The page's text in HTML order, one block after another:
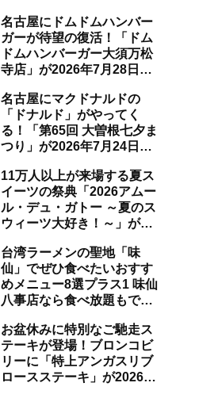
券のプレゼントも【名古屋
発】
名古屋にドムドムハンバー
ガーが待望の復活！「ドム
ドムハンバーガー大須万松
寺店」が2026年7月28日に
味わい＆注目ポイントは？
【レポート／大須観音・上
前津／独自取材】
名古屋にマクドナルドの
「ドナルド」がやってく
る！「第65回 大曽根七夕ま
つり」が2026年7月24日～
り・ジャズライブ・道路お
絵かきと楽しい企画がいっ
ぱいな夏祭りの見どころ
は？【まとめ／大曽根】
11万人以上が来場する夏ス
イーツの祭典「2026アムー
ル・デュ・ガトー ～夏のス
ウィーツ大好き！～」が
アール名古屋タカシマヤに
て開催 注目のスイーツは？
【名古屋駅】
台湾ラーメンの聖地「味
仙」でぜひ食べたいおすす
めメニュー8選プラス1 味仙
八事店なら食べ放題もでき
お盆休みに特別なご馳走ス
テーキが登場！ブロンコビ
リーに「特上アンガスリブ
ロースステーキ」が2026年